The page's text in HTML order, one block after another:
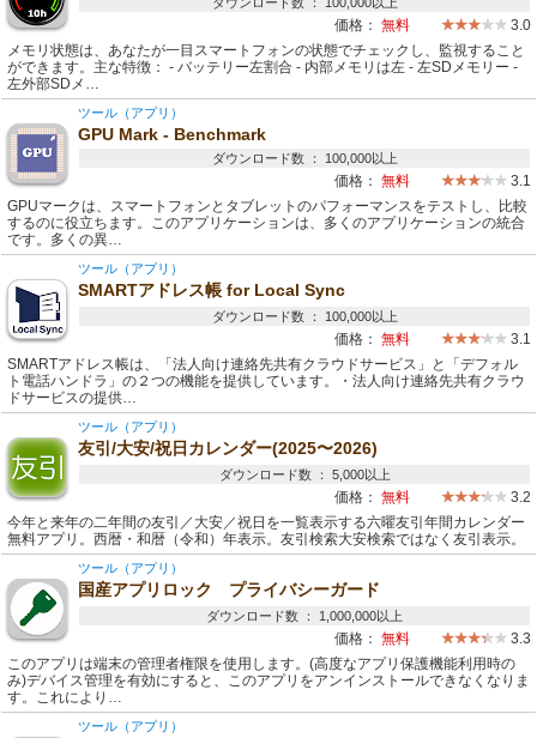
価格： 無料
3.0
メモリ状態は、あなたが一目スマートフォンの状態でチェックし、監視すること
ができます。主な特徴： - バッテリー左割合 - 内部メモリは左 - 左SDメモリー -
左外部SDメ…
ツール（アプリ）
GPU Mark - Benchmark
ダウンロード数 ： 100,000以上
価格： 無料
3.1
GPUマークは、スマートフォンとタブレットのパフォーマンスをテストし、比較
するのに役立ちます。このアプリケーションは、多くのアプリケーションの統合
です。多くの異…
ツール（アプリ）
SMARTアドレス帳 for Local Sync
ダウンロード数 ： 100,000以上
価格： 無料
3.1
SMARTアドレス帳は、「法人向け連絡先共有クラウドサービス」と「デフォル
ト電話ハンドラ」の２つの機能を提供しています。・法人向け連絡先共有クラウ
ドサービスの提供…
ツール（アプリ）
友引/大安/祝日カレンダー(2025〜2026)
ダウンロード数 ： 5,000以上
価格： 無料
3.2
今年と来年の二年間の友引／大安／祝日を一覧表示する六曜友引年間カレンダー
無料アプリ。西暦・和暦（令和）年表示。友引検索大安検索ではなく友引表示。
ツール（アプリ）
国産アプリロック プライバシーガード
ダウンロード数 ： 1,000,000以上
価格： 無料
3.3
このアプリは端末の管理者権限を使用します。(高度なアプリ保護機能利用時の
み)デバイス管理を有効にすると、このアプリをアンインストールできなくなりま
す。これにより…
ツール（アプリ）